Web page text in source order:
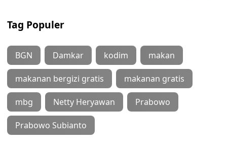
Tag Populer
BGN Damkar kodim makan
makanan bergizi gratis makanan gratis
mbg Netty Heryawan Prabowo
Prabowo Subianto